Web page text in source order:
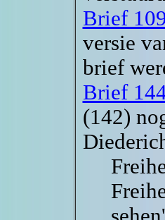
Brief
versie
brief
Brief
(142)